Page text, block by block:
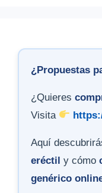
¿Propuestas
¿Quieres
Visita
Aquí
eréctil y cómo
genérico